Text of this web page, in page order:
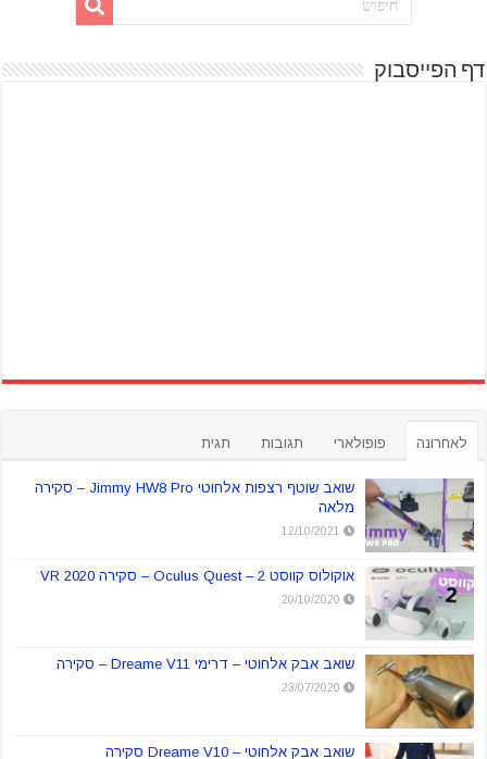
דף הפייסבוק
לאחרונה פופולארי תגובות תגית
שואב שוטף רצפות אלחוטי Jimmy HW8 Pro – סקירה
מלאה
12/10/2021
אוקולוס קווסט 2 – Oculus Quest – סקירה VR 2020
20/10/2020
שואב אבק אלחוטי – דרימי Dreame V11 – סקירה
23/07/2020
שואב אבק אלחוטי – Dreame V10 סקירה